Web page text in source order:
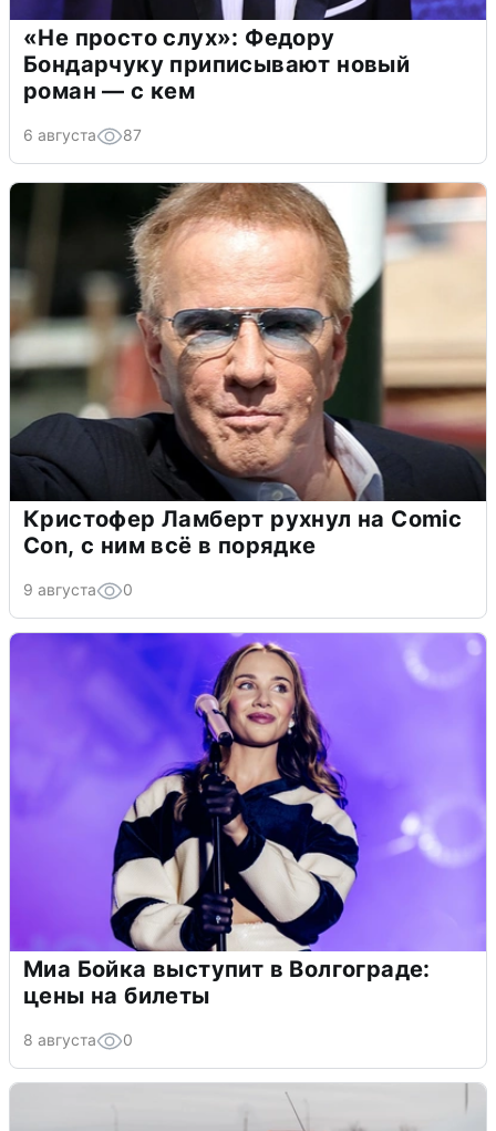
«Не просто слух»: Федору
Бондарчуку приписывают новый
роман — с кем
6 августа 87
Кристофер Ламберт рухнул на Comic
Con, с ним всё в порядке
9 августа 0
Миа Бойка выступит в Волгограде:
цены на билеты
8 августа 0